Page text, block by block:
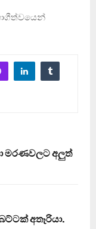
මරණවලට අලුත්
අතෑරියා.